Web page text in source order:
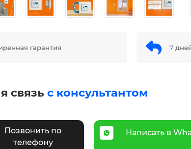
гарантия 7
связь с консультантом
Позвонить по
телефону
Написать в